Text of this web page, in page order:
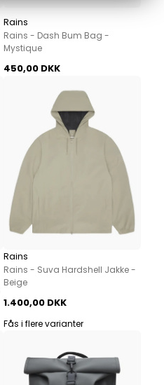
Rains
Rains - Dash Bum Bag -
Mystique
450,00 DKK
Rains
Rains - Suva Hardshell Jakke -
Beige
1.400,00 DKK
Fås i flere varianter